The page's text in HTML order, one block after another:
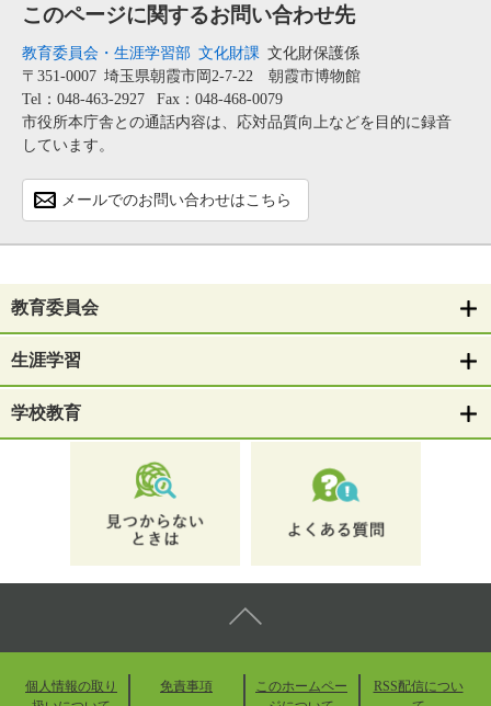
教育委員会
生涯学習
学校教育
このページに関するお問い合わせ先
教育委員会・生涯学習部 文化財課 文化財保護係
〒351-0007 埼玉県朝霞市岡2-7-22 朝霞市博物館
Tel：048-463-2927
Fax：048-468-0079
市役所本庁舎との通話内容は、応対品質向上などを目的に録音
しています。
メールでのお問い合わせはこちら
個人情報の取り
免責事項
このホームペー
RSS配信につい